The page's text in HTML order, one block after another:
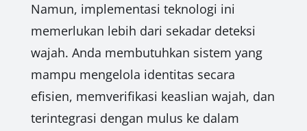
Namun, implementasi teknologi ini
memerlukan lebih dari sekadar deteksi
wajah. Anda membutuhkan sistem yang
mampu mengelola identitas secara
efisien, memverifikasi keaslian wajah, dan
terintegrasi dengan mulus ke dalam